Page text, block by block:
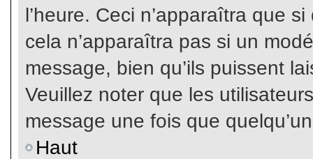
l’heure. Ceci n’apparaîtra que
cela n’apparaîtra pas si un
message, bien qu’ils puissent
Veuillez noter que les
message une fois que
Haut